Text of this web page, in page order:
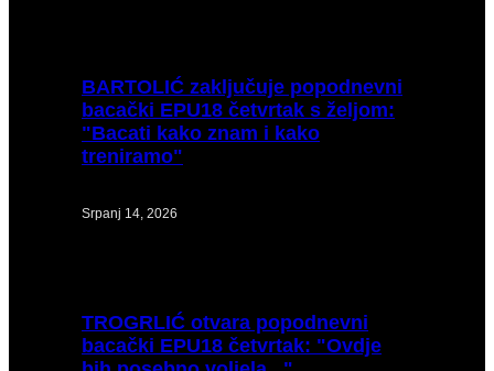
BARTOLIĆ zaključuje popodnevni
bacački EPU18 četvrtak s željom:
"Bacati kako znam i kako
treniramo"
Srpanj 14, 2026
TROGRLIĆ otvara popodnevni
bacački EPU18 četvrtak: "Ovdje